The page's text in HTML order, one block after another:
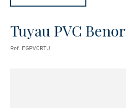
Tuyau PVC Benor
Ref. EGPVCRTU